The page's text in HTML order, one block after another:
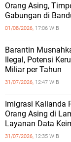
Orang Asing,
Gabungan di
01/08/2026, 17:06 WIB
Barantin
Ilegal, Potensi
Miliar per Tahun
31/07/2026, 12:47 WIB
Imigrasi Kalianda
Orang Asing di
Layanan Data
31/07/2026, 12:35 WIB